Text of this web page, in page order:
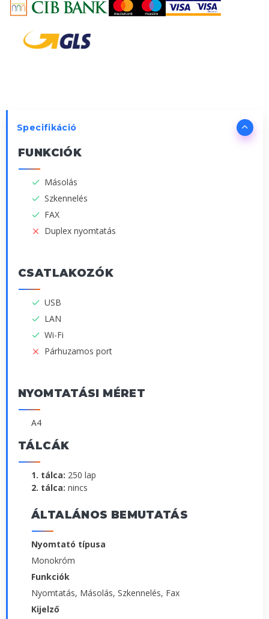
Specifikáció
FUNKCIÓK
Másolás
Szkennelés
FAX
Duplex nyomtatás
CSATLAKOZÓK
USB
LAN
Wi-Fi
Párhuzamos port
NYOMTATÁSI MÉRET
A4
TÁLCÁK
1. tálca: 250 lap
2. tálca: nincs
ÁLTALÁNOS BEMUTATÁS
Nyomtató típusa
Monokróm
Funkciók
Nyomtatás, Másolás, Szkennelés, Fax
Kijelző